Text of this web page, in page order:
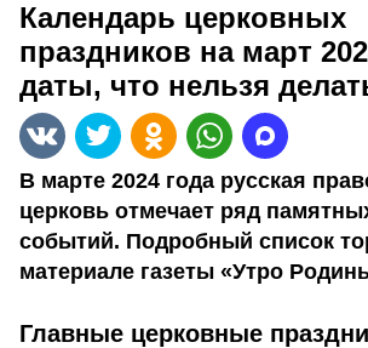
Календарь церковных
праздников на март
даты, что нельзя
В марте 2024 года русская
церковь отмечает ряд
событий. Подробный список
материале газеты «Утро
Главные церковные